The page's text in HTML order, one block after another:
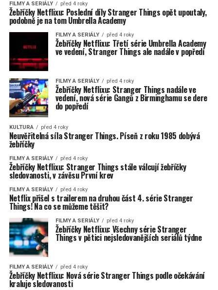
FILMY A SERIÁLY před 4 roky
Žebříčky Netflixu: Poslední díly Stranger Things opět upoutaly,
podobně je na tom Umbrella Academy
FILMY A SERIÁLY před 4 roky
Žebříčky Netflixu: Třetí série Umbrella Academy
ve vedení, Stranger Things ale nadále v popředí
FILMY A SERIÁLY před 4 roky
Žebříčky Netflixu: Stranger Things nadále ve
vedení, nová série Gangů z Birminghamu se dere
do popředí
KULTURA před 4 roky
Neuvěřitelná síla Stranger Things. Píseň z roku 1985 dobývá
žebříčky
FILMY A SERIÁLY před 4 roky
Žebříčky Netflixu: Stranger Things stále válcují žebříčky
sledovanosti, v závěsu První krev
FILMY A SERIÁLY před 4 roky
Netflix přišel s trailerem na druhou část 4. série Stranger
Things! Na co se můžeme těšit?
FILMY A SERIÁLY před 4 roky
Žebříčky Netflixu: Všechny série Stranger
Things v pětici nejsledovanějších seriálů týdne
FILMY A SERIÁLY před 4 roky
Žebříčky Netflixu: Nová série Stranger Things podle očekávání
kraluje sledovanosti